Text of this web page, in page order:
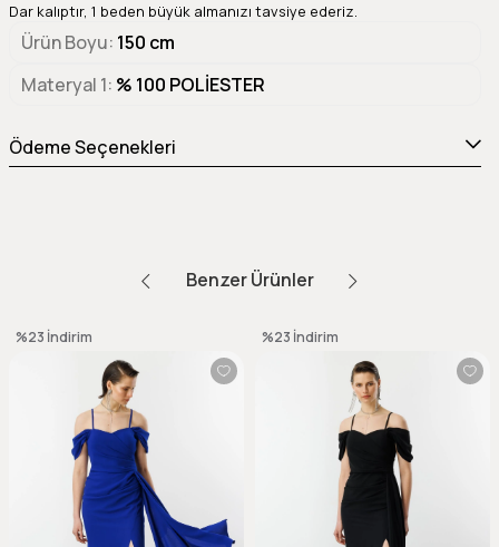
Dar kalıptır, 1 beden büyük almanızı tavsiye ederiz.
Ürün Boyu 150 cm
Materyal 1 % 100 POLİESTER
Ödeme Seçenekleri
Benzer Ürünler
%23 İndirim %23 İndirim